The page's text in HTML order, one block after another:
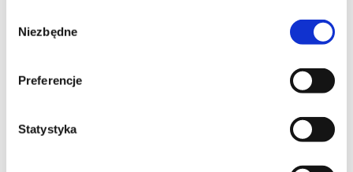
zgody
Niezbędne
Preferencje
Statystyka
*******